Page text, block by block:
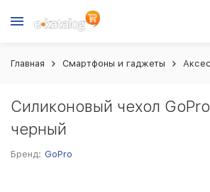
Главная Смартфоны и гаджеты
Силиконовый чехол
черный
Бренд: GoPro